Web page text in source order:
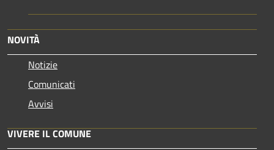
NOVITÀ
Notizie
Comunicati
Avvisi
VIVERE IL COMUNE